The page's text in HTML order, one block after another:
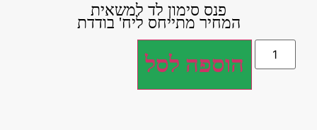
פנס סימון לד למשאית
המחיר מתייחס ליח' בודדת
הוספה לסל